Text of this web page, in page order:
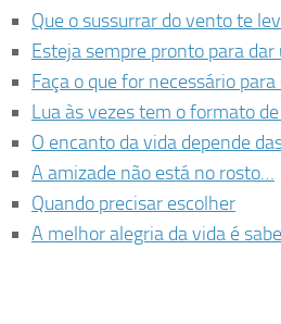
Que o sussurrar do vento te
Esteja sempre pronto para dar
Faça o que for necessário
Lua às vezes tem o formato
O encanto da vida depende
A amizade não está no rosto…
Quando precisar escolher
A melhor alegria da vida é